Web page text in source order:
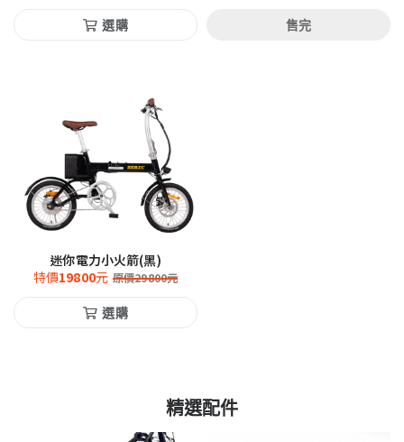
選購 售完
迷你電力小火箭(黑)
特價19800元 原價29800元
選購
精選配件